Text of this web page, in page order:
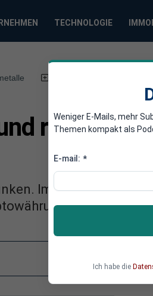
TECHNOLOGIE
rutscht
Im Vergleich zum
jedoch
Weniger E-Mails, mehr
Themen kompakt als
E-mail: *
Ich habe die